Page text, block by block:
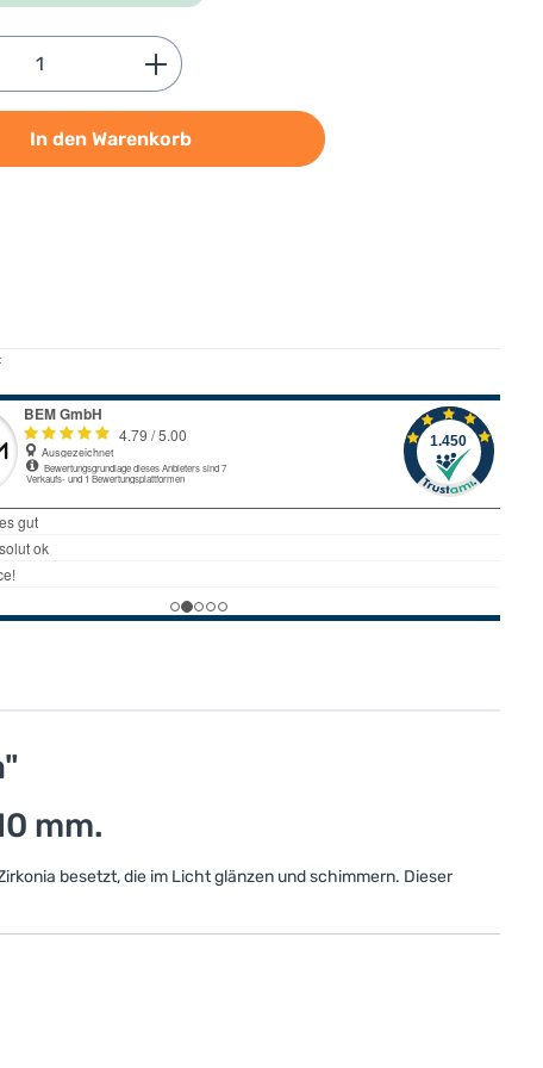
Gib den gewünschten Wert ein
In den Warenkorb
mm.
besetzt, die im Licht glänzen und schimmern. Dieser